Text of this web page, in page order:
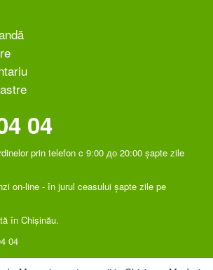
04
prin telefon c 9:00 до 20:00 șapte zile
on-line - în jurul ceasului șapte zile pe
în Chișinău.
04